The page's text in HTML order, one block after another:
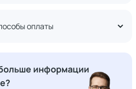
оплаты
информации